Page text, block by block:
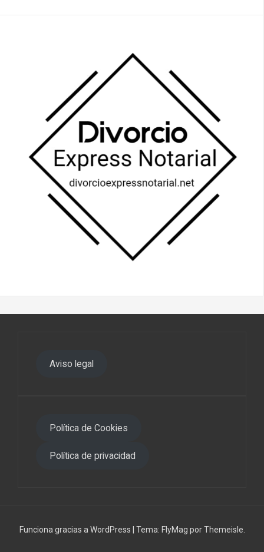
Aviso legal
Política de Cookies
Política de privacidad
Funciona gracias a WordPress Tema: FlyMag por Themeisle.